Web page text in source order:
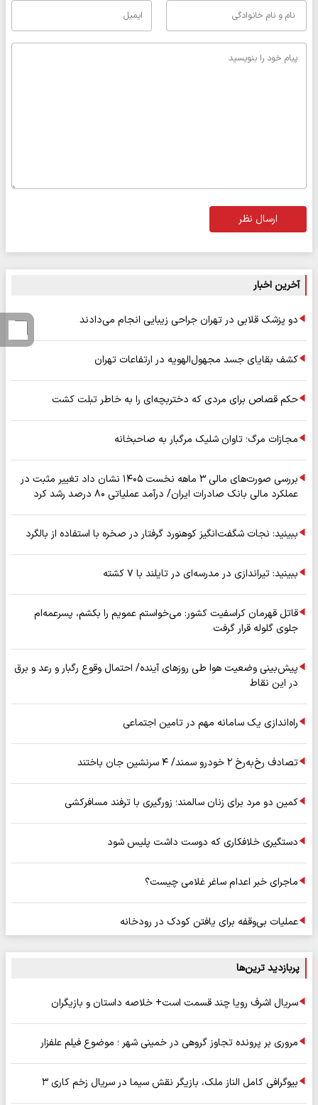
ارسال نظر
آخرین اخبار
دو پزشک قلابی در تهران جراحی زیبایی انجام می‌دادند
کشف بقایای جسد مجهول‌الهویه در ارتفاعات تهران
حکم قصاص برای مردی که دختربچه‌ای را به خاطر تبلت کشت
مجازات مرگ؛ تاوان شلیک مرگبار به صاحبخانه
بررسی صورت‌های مالی ۳ ماهه نخست ۱۴۰۵ نشان داد تغییر مثبت در
عملکرد مالی بانک صادرات ایران/ درآمد عملیاتی ۸۰ درصد رشد کرد
ببینید: نجات شگفت‌انگیز کوهنورد گرفتار در صخره با استفاده از بالگرد
ببینید: تیراندازی در مدرسه‌ای در تایلند با ۷ کشته
قاتل قهرمان کراسفیت کشور: می‌خواستم عمویم را بکشم، پسرعمه‌ام
جلوی گلوله قرار گرفت
پیش‌بینی وضعیت هوا طی روزهای آینده/ احتمال وقوع رگبار و رعد و برق
در این نقاط
راه‌اندازی یک سامانه مهم در تامین اجتماعی
تصادف رخ‌به‌رخ ۲ خودرو سمند/ ۴ سرنشین جان باختند
کمین دو مرد برای زنان سالمند؛ زورگیری با ترفند مسافرکشی
دستگیری خلافکاری که دوست داشت پلیس شود
ماجرای خبر اعدام ساغر غلامی چیست؟
عملیات بی‌وقفه برای یافتن کودک در رودخانه
پربازدید ترین‌ها
سریال اشرف رویا چند قسمت است+ خلاصه داستان و بازیگران
مروری بر پرونده تجاوز گروهی در خمینی شهر ؛ موضوع فیلم علفزار
بیوگرافی کامل الناز ملک، بازیگر نقش سیما در سریال زخم کاری ۳